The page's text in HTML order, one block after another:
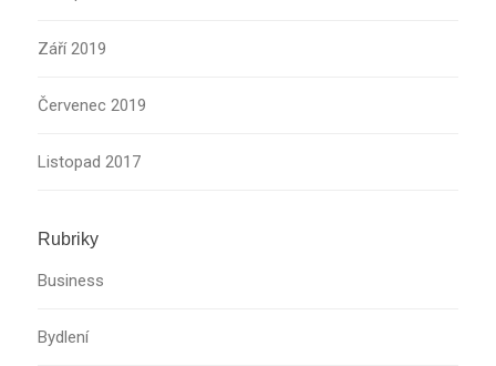
Září 2019
Červenec 2019
Listopad 2017
Rubriky
Business
Bydlení